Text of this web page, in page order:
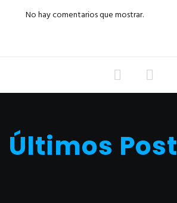
No hay comentarios que mostrar.
Últimos Post